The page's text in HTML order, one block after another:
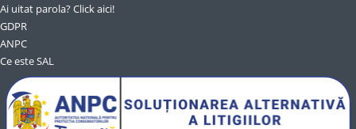
Ai uitat parola? Click aici!
GDPR
ANPC
Ce este SAL